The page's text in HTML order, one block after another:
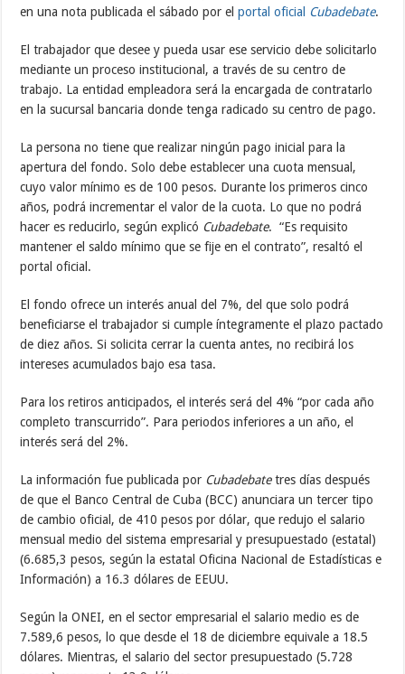
en una nota publicada el sábado por elportal oficial Cubadebate.
El trabajador que desee y pueda usar ese servicio debe solicitarlo
mediante un proceso institucional, a través de su centro de
trabajo. La entidad empleadora será la encargada de contratarlo
en la sucursal bancaria donde tenga radicado su centro de pago.
La persona no tiene que realizar ningún pago inicial para la
apertura del fondo. Solo debe establecer una cuota mensual,
cuyo valor mínimo es de 100 pesos. Durante los primeros cinco
años, podrá incrementar el valor de la cuota. Lo que no podrá
hacer es reducirlo, según explicó Cubadebate. “Es requisito
mantener el saldo mínimo que se fije en el contrato”, resaltó el
portal oficial.
El fondo ofrece un interés anual del 7%, del que solo podrá
beneficiarse el trabajador si cumple íntegramente el plazo pactado
de diez años. Si solicita cerrar la cuenta antes, no recibirá los
intereses acumulados bajo esa tasa.
Para los retiros anticipados, el interés será del 4% “por cada año
completo transcurrido”. Para periodos inferiores a un año, el
interés será del 2%.
La información fue publicada por Cubadebatetres días después
de que el Banco Central de Cuba (BCC) anunciara un tercer tipo
de cambio oficial, de 410 pesos por dólar, que redujo el salario
mensual medio del sistema empresarial y presupuestado (estatal)
(6.685,3 pesos, según la estatal Oficina Nacional de Estadísticas e
Información) a 16.3 dólares de EEUU.
Según la ONEI, en el sector empresarial el salario medio es de
7.589,6 pesos, lo que desde el 18 de diciembre equivale a 18.5
dólares. Mientras, el salario del sector presupuestado (5.728